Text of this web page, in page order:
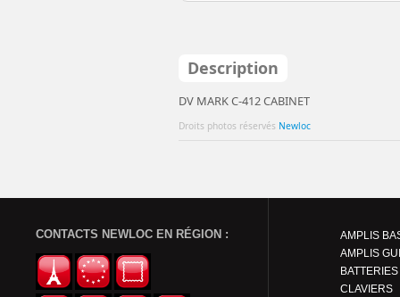
Description
DV MARK C-412 CABINET
Droits photos réservés Newloc
CONTACTS NEWLOC EN RÉGION :
AMPLIS
AMPLIS
BATTERIES
CLAVIERS